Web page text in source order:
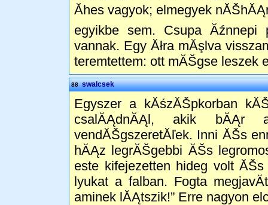
Ăhes vagyok; elmegyek
egyikbe sem. Csupa Ăźnnepi
vannak. Egy Ăłra mĂşlva
teremtettem: ott mĂŠgse leszek
88 swalcsek
Egyszer a kĂśzĂŠpkorban
csalĂĄdnĂĄl, akik bĂĄr
vendĂŠgszeretĂľek. Inni ĂŠs
hĂĄz legrĂŠgebbi ĂŠs
este kifejezetten hideg volt
lyukat a falban. Fogta
aminek lĂĄtszik!” Erre nagyon